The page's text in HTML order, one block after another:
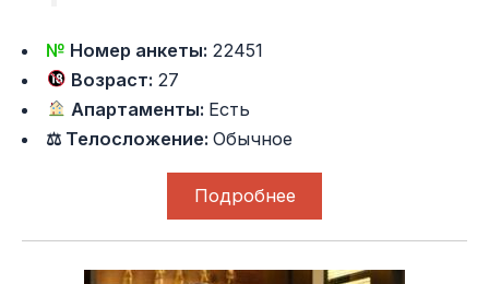
№ Номер анкеты: 22451
Возраст: 27
Апартаменты: Есть
⚖ Телосложение:Обычное
Подробнее